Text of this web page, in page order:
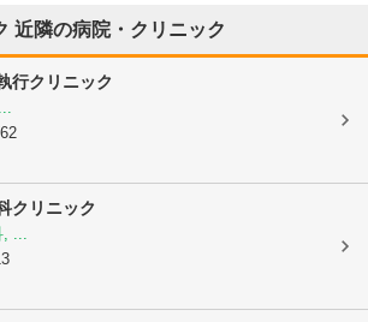
近隣の病院・クリニック
行クリニック
クリニック
...